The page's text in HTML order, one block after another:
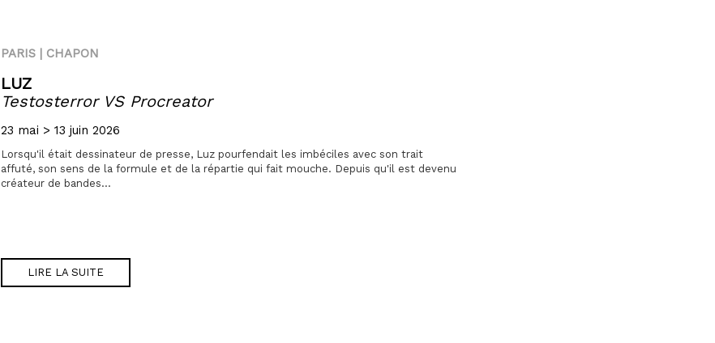
PARIS | CHAPON
LUZ
Testosterror VS Procreator
23 mai > 13 juin 2026
Lorsqu'il était dessinateur de presse, Luz pourfendait les imbéciles avec son trait
affuté, son sens de la formule et de la répartie qui fait mouche. Depuis qu'il est devenu
créateur de bandes...
LIRE LA SUITE